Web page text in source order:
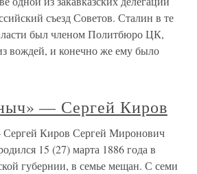
съезд Советов. Сталин в те
был членом Политбюро ЦК,
вождей, и конечно же ему было
— Сергей Киров
Киров Сергей Миронович
15 (27) марта 1886 года в
губернии, в семье мещан. С семи